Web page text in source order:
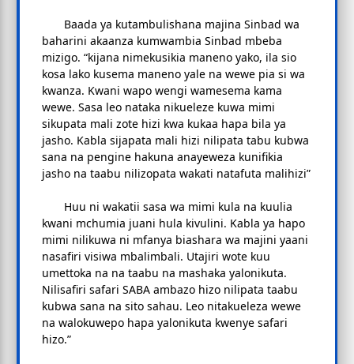
Baada ya kutambulishana majina Sinbad wa
baharini akaanza kumwambia Sinbad mbeba
mizigo. “kijana nimekusikia maneno yako, ila sio
kosa lako kusema maneno yale na wewe pia si wa
kwanza. Kwani wapo wengi wamesema kama
wewe. Sasa leo nataka nikueleze kuwa mimi
sikupata mali zote hizi kwa kukaa hapa bila ya
jasho. Kabla sijapata mali hizi nilipata tabu kubwa
sana na pengine hakuna anayeweza kunifikia
jasho na taabu nilizopata wakati natafuta malihizi”
Huu ni wakatii sasa wa mimi kula na kuulia
kwani mchumia juani hula kivulini. Kabla ya hapo
mimi nilikuwa ni mfanya biashara wa majini yaani
nasafiri visiwa mbalimbali. Utajiri wote kuu
umettoka na na taabu na mashaka yalonikuta.
Nilisafiri safari SABA ambazo hizo nilipata taabu
kubwa sana na sito sahau. Leo nitakueleza wewe
na walokuwepo hapa yalonikuta kwenye safari
hizo.”